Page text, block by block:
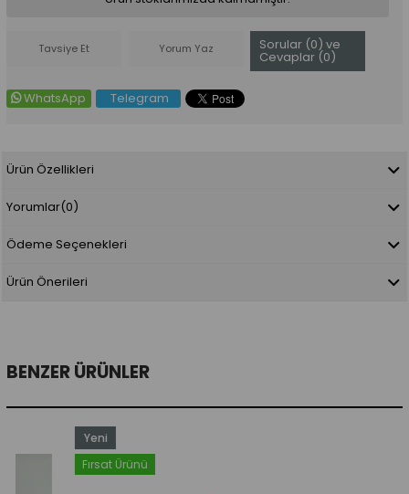
Tavsiye Et Yorum Yaz Sorular (0) ve
Cevaplar (0)
WhatsApp Telegram
Ürün Özellikleri
Yorumlar(0)
Ödeme Seçenekleri
Ürün Önerileri
BENZER ÜRÜNLER
Fırsat Ürünü